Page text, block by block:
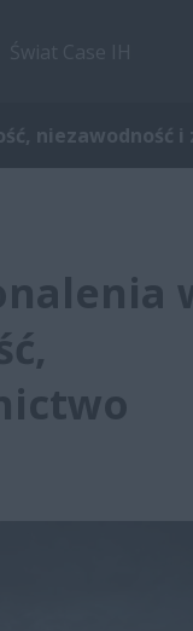
niezawodność